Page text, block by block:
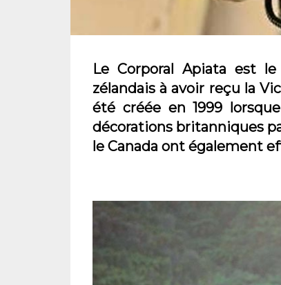
Le Corporal Apiata est
zélandais à avoir reçu la
été créée en 1999
décorations britanniques
le Canada ont également